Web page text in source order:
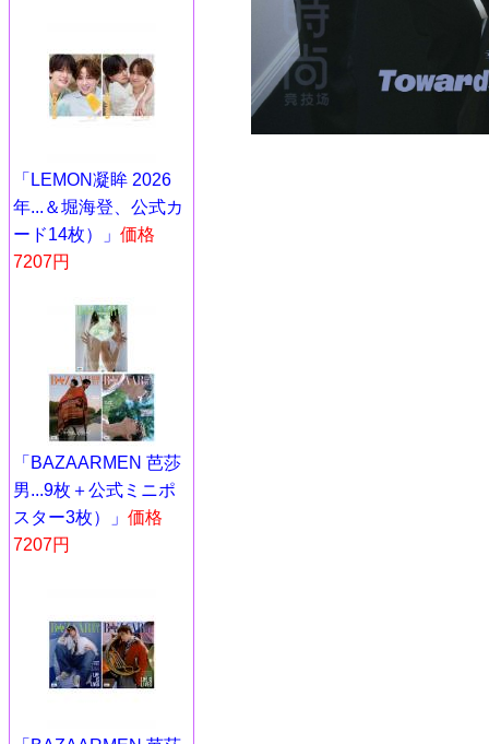
「LEMON凝眸 2026
年...＆堀海登、公式カ
ード14枚）」 価格
7207円
「BAZAARMEN 芭莎
男...9枚＋公式ミニポ
スター3枚）」 価格
7207円